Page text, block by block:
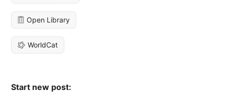
Open Library
WorldCat
Start new post: